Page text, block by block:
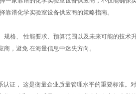
谱化学实验室设备供应商的策略指南。
格、 性能要求、预算范围以及未来可能的技
，避免 在海量信息中迷失方向。
证， 这是衡量企业质量管理水平的重要标准。